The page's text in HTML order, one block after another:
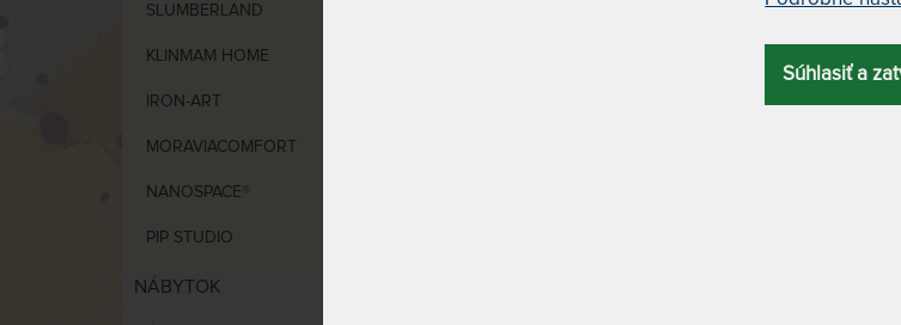
SLUMBERLAND
KLINMAM HOME
IRON-ART
MORAVIACOMFORT
NANOSPACE®
PIP STUDIO
NÁBYTOK
Zadanú kombináciu
Súhlasiť a